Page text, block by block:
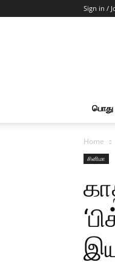
Sign in /
பொது
Home
சினிமா